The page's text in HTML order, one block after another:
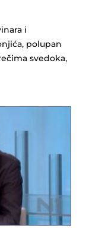
i
polupan
svedoka,